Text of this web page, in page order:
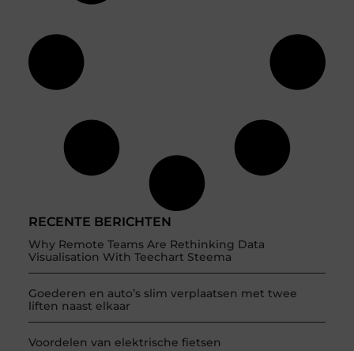
RECENTE BERICHTEN
Why Remote Teams Are Rethinking Data
Visualisation With Teechart Steema
Goederen en auto’s slim verplaatsen met twee
liften naast elkaar
Voordelen van elektrische fietsen